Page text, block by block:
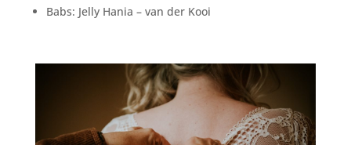
Babs: Jelly Hania – van der Kooi